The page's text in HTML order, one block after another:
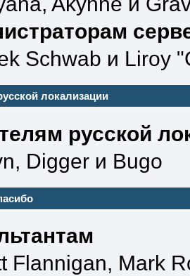
Schwab и Liroy
локализации
русской
Digger и Bugo
Flannigan, Mark